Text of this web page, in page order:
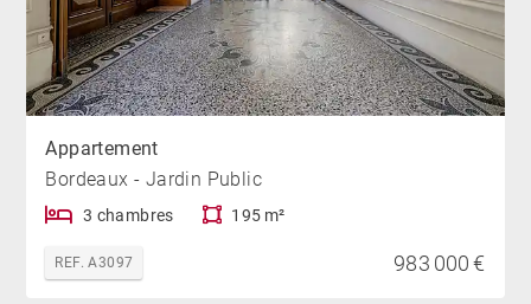
Appartement
Bordeaux - Jardin Public
3 chambres 195 m²
REF. A3097 983 000 €